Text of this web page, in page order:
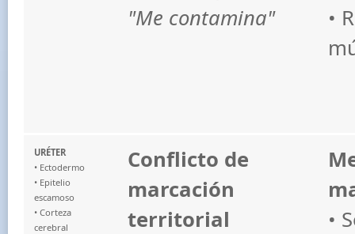
"Me contamina"
•
URÉTER
• Ectodermo
• Epitelio
escamoso
• Corteza
cerebral
Conflicto de
marcación
territorial
•